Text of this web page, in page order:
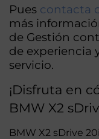
Pues contacta
más
de Gestión
de experiencia
servicio.
¡Disfruta en
BMW X2
BMW X2 sDrive